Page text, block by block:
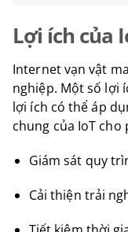
Lợi ích của
Internet vạn vật
nghiệp. Một số lợi
lợi ích có thể áp
chung của IoT cho
Giám sát quy
Cải thiện trải